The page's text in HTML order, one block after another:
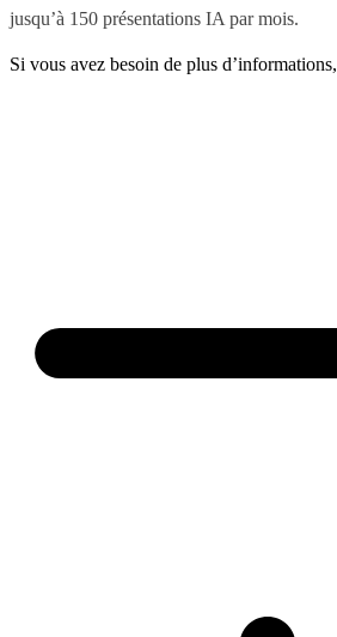
jusqu’à 150 présentations IA par mois.
Si vous avez besoin de plus d’informations,